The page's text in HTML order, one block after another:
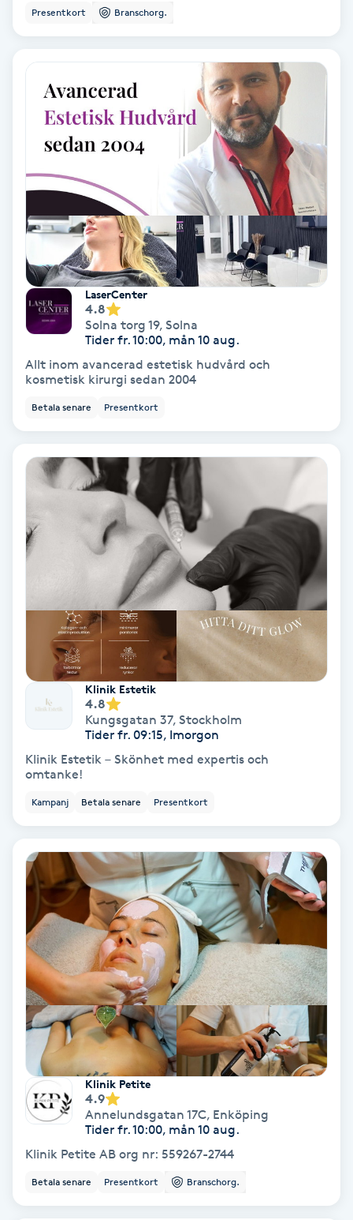
Optiker
Ortobionomi
Ortopedi
Osteopati
Paraffinbehandling
Pedikyr
Pensionärklippning
Permanent
Permanent hårborttagning
Permanent ögonbrynsmakeup
Personlig tränare
Piercing
Pigmentbehandling
Pigmentfläckar
Plastikkirurgi
Powder brows
Power Yoga
PRP (Platelet Rich Plasma)
PRX-T33
Psoriasis
Radiofrekvens
Reflexologi
Presentkort Branschorg.
LaserCenter
4.8
Solna torg 19, Solna
Tider fr. 10:00, mån 10 aug.
Allt inom avancerad estetisk hudvård och
kosmetisk kirurgi sedan 2004
Betala senare Presentkort
Klinik Estetik
4.8
Kungsgatan 37, Stockholm
Tider fr. 09:15, Imorgon
Klinik Estetik – Skönhet med expertis och
omtanke!
Kampanj Betala senare Presentkort
Klinik Petite
4.9
Annelundsgatan 17C, Enköping
Tider fr. 10:00, mån 10 aug.
Klinik Petite AB org nr: 559267-2744
Betala senare Presentkort Branschorg.